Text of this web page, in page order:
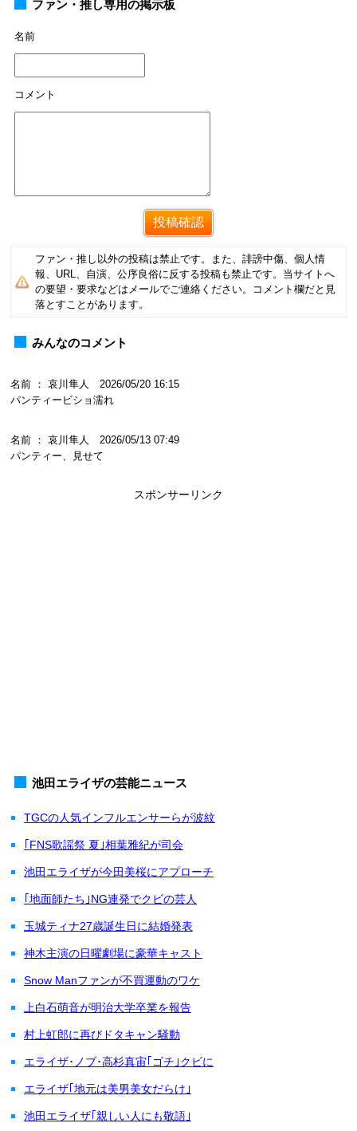
ファン・推し専用の掲示板
名前
コメント
ファン・推し以外の投稿は禁止です。また、誹謗中傷、個人情
報、URL、自演、公序良俗に反する投稿も禁止です。当サイトへ
の要望・要求などはメールでご連絡ください。コメント欄だと見
落とすことがあります。
みんなのコメント
名前 ： 哀川隼人 2026/05/20 16:15
パンティービショ濡れ
名前 ： 哀川隼人 2026/05/13 07:49
パンティー、見せて
スポンサーリンク
池田エライザの芸能ニュース
TGCの人気インフルエンサーらが波紋
｢FNS歌謡祭 夏｣相葉雅紀が司会
池田エライザが今田美桜にアプローチ
｢地面師たち｣NG連発でクビの芸人
玉城ティナ27歳誕生日に結婚発表
神木主演の日曜劇場に豪華キャスト
Snow Manファンが不買運動のワケ
上白石萌音が明治大学卒業を報告
村上虹郎に再びドタキャン騒動
エライザ･ノブ･高杉真宙｢ゴチ｣クビに
エライザ｢地元は美男美女だらけ｣
池田エライザ｢親しい人にも敬語｣